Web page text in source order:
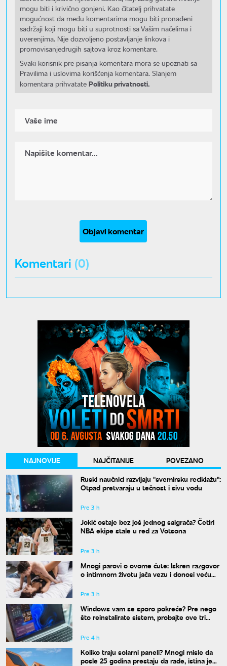
mogu biti i krivično gonjeni. Kao čitatelj prihvatate
mogućnost da među komentarima mogu biti pronađeni
sadržaji koji mogu biti u suprotnosti sa Vašim načelima i
uverenjima. Nije dozvoljeno postavljanje linkova i
promovisanjedrugih sajtova kroz komentare.
Svaki korisnik pre pisanja komentara mora se upoznati sa
Pravilima i uslovima korišćenja komentara. Slanjem
komentara prihvatate Politiku privatnosti.
Objavi komentar
Komentari (0)
NAJNOVIJE NAJČITANIJE
POVEZANO
Ruski naučnici razvijaju "svemirsku reciklažu":
Otpad pretvaraju u tečnost i sivu vodu
Pre 3 h
Jokić ostaje bez još jednog saigrača? Četiri
NBA ekipe stale u red za Votsona
Pre 3 h
Mnogi parovi o ovome ćute: Iskren razgovor
o intimnom životu jača vezu i donosi veću
Pre 3 h
Windows vam se sporo pokreće? Pre nego
što reinstalirate sistem, probajte ove tri
Pre 4 h
Koliko traju solarni paneli? Mnogi misle da
posle 25 godina prestaju da rade, istina je